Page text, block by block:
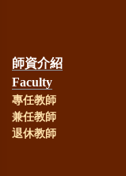
師資介紹
Faculty
專任教師
兼任教師
退休教師